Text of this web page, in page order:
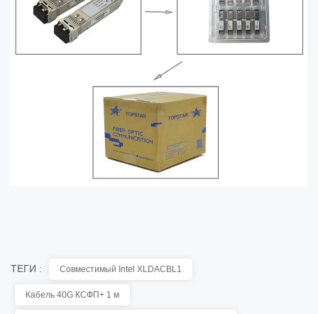
ТЕГИ : Совместимый Intel XLDACBL1
Кабель 40G КСФП+ 1 м